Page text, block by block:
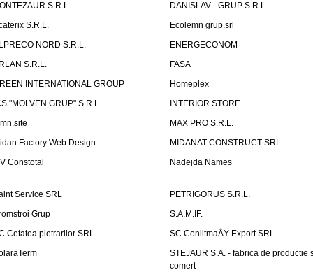
S.R.L.
DANISLAV - GRUP S.R.L.
S.R.L.
Ecolemn grup.srl
NORD S.R.L.
ENERGECONOM
S.R.L.
FASA
INTERNATIONAL GROUP
Homeplex
"MOLVEN GRUP" S.R.L.
INTERIOR STORE
MAX PRO S.R.L.
Factory Web Design
MIDANAT CONSTRUCT SRL
Constotal
Nadejda Names
Service SRL
PETRIGORUS S.R.L.
Grup
S.A.M.IF.
Cetatea pietrarilor SRL
SC ConlitmaÅŸ Export SRL
STEJAUR S.A. - fabrica de productie
comert